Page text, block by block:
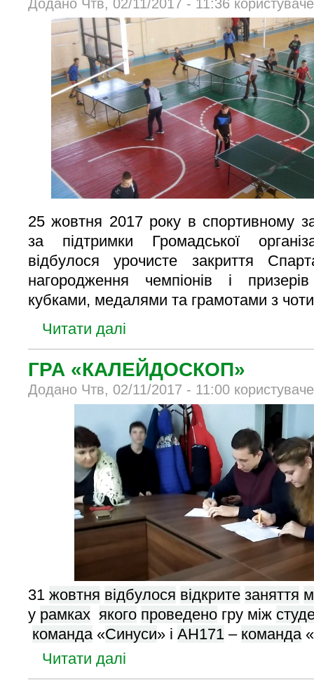
Додано Чтв, 02/11/2017 - 11:36
25 жовтня 2017 року в спортивному
за підтримки Громадської
відбулося урочисте закриття
нагородження чемпіонів і
кубками, медалями та грамотами з
Читати далі
ГРА «КАЛЕЙДОСКОП»
Додано Чтв, 02/11/2017 - 11:00
31 жовтня відбулося відкрите заняття
у рамках якого проведено гру між
команда«Синуси» і АН171 – команда«
Читати далі